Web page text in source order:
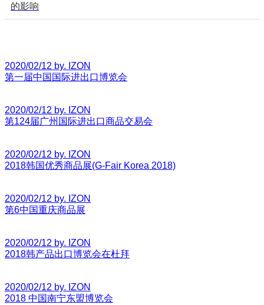
的影响
2020/02/12 by. IZON
第一届中国国际进出口博览会
2020/02/12 by. IZON
第124届广州国际进出口商品交易会
2020/02/12 by. IZON
2018韩国优秀商品展(G-Fair Korea 2018)
2020/02/12 by. IZON
第6中国重庆商品展
2020/02/12 by. IZON
2018韩产品出口博览会在杜拜
2020/02/12 by. IZON
2018 中国南宁东盟博览会